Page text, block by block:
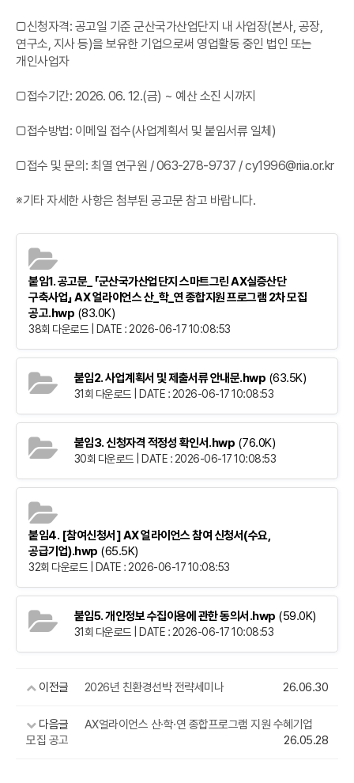
□신청자격: 공고일 기준 군산국가산업단지 내 사업장(본사, 공장,
연구소, 지사 등)을 보유한 기업으로써 영업활동 중인 법인 또는
개인사업자
□접수기간: 2026. 06. 12.(금) ~ 예산 소진 시까지
□접수방법: 이메일 접수(사업계획서 및 붙임서류 일체)
□접수 및 문의: 최열 연구원 / 063-278-9737 / cy1996@riia.or.kr
※기타 자세한 사항은 첨부된 공고문 참고 바랍니다.
붙임1. 공고문_ 「군산국가산업단지 스마트그린 AX실증산단
구축사업」 AX 얼라이언스 산_학_연 종합지원 프로그램 2차 모집
공고.hwp (83.0K)
38회 다운로드 | DATE : 2026-06-17 10:08:53
붙임2. 사업계획서 및 제출서류 안내문.hwp (63.5K)
31회 다운로드 | DATE : 2026-06-17 10:08:53
붙임3. 신청자격 적정성 확인서.hwp (76.0K)
30회 다운로드 | DATE : 2026-06-17 10:08:53
붙임4. [참여신청서] AX 얼라이언스 참여 신청서(수요,
공급기업).hwp (65.5K)
32회 다운로드 | DATE : 2026-06-17 10:08:53
붙임5. 개인정보 수집이용에 관한 동의서.hwp (59.0K)
31회 다운로드 | DATE : 2026-06-17 10:08:53
이전글 2026년 친환경선박 전략세미나 26.06.30
다음글
AX얼라이언스 산·학·연 종합프로그램 지원 수혜기업
모집 공고
26.05.28